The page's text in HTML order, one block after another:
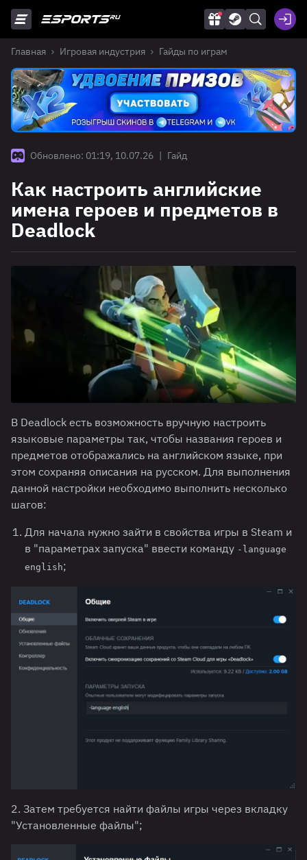
Главная Игровая индустрия Гайды по играм
Обновлено: 01:19, 10.07.26 | Гайд
Как настроить английские
имена героев и предметов в
Deadlock
В Deadlock есть возможность вручную настроить
языковые параметры так, чтобы названия героев и
предметов отображались на английском языке, при
этом сохраняя описания на русском. Для выполнения
данной настройки необходимо выполнить несколько
шагов:
Для начала нужно зайти в свойства игры в Steam и
в "параметрах запуска" ввести команду -language
english;
2. Затем требуется найти файлы игры через вкладку
"Установленные файлы";